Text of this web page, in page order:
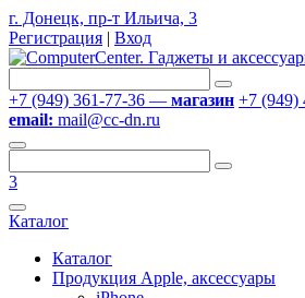
г. Донецк, пр-т Ильича, 3
Регистрация | Вход
+7 (949) 361-77-36 — магазин +7
email: mail@cc-dn.ru
3
Каталог
Каталог
Продукция Apple, аксессуары